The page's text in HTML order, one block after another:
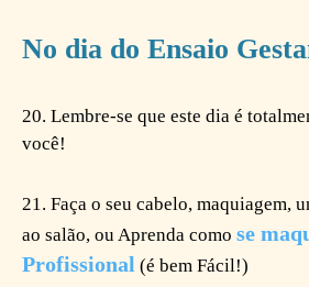
No dia do Ensaio
20. Lembre-se que este dia é
você!
21. Faça o seu cabelo, maquiagem,
ao salão, ou Aprenda como se
Profissional (é bem Fácil!)